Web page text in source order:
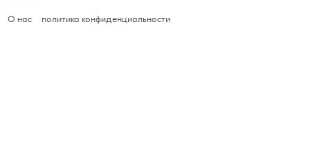
О нас политика конфиденциальности